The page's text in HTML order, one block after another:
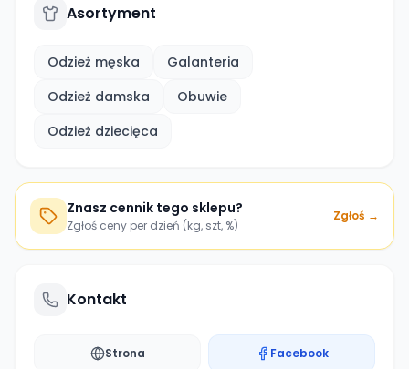
Asortyment
Odzież męska
Galanteria
Odzież damska
Obuwie
Odzież dziecięca
Znasz cennik tego sklepu?
Zgłoś ceny per dzień (kg, szt, %)
Zgłoś →
Kontakt
Strona Facebook